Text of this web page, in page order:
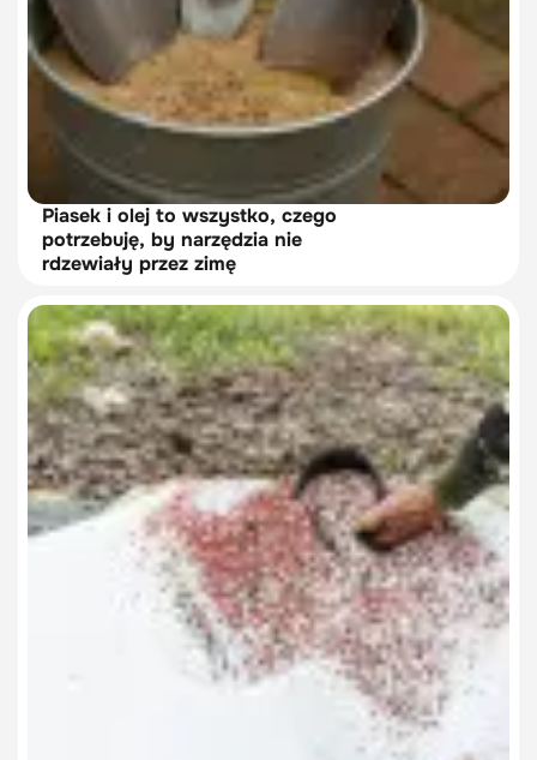
Piasek i olej to wszystko, czego
potrzebuję, by narzędzia nie
rdzewiały przez zimę